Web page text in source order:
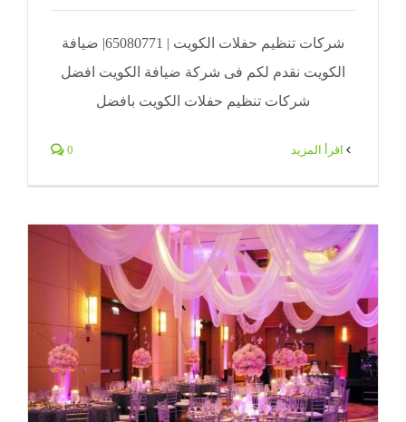
شركات تنظيم حفلات الكويت | 65080771| ضيافة
الكويت نقدم لكم فى شركة ضيافة الكويت افضل
شركات تنظيم حفلات الكويت بافضل
0